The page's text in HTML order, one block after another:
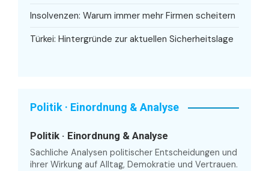
Insolvenzen: Warum immer mehr Firmen scheitern
Türkei: Hintergründe zur aktuellen Sicherheitslage
Politik · Einordnung & Analyse
Politik · Einordnung & Analyse
Sachliche Analysen politischer Entscheidungen und
ihrer Wirkung auf Alltag, Demokratie und Vertrauen.